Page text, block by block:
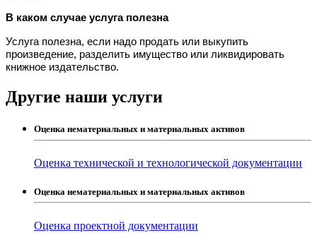
В каком случае услуга полезна
Услуга полезна, если надо продать или выкупить
произведение, разделить имущество или ликвидировать
книжное издательство.
Другие наши услуги
Оценка нематериальных и материальных активов
Оценка технической и технологической документации
Оценка нематериальных и материальных активов
Оценка проектной документации